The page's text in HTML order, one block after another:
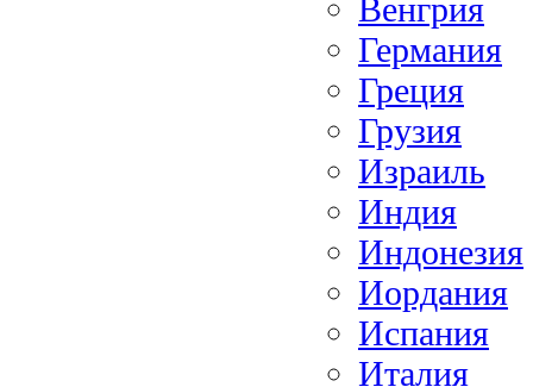
Венгрия
Германия
Греция
Грузия
Израиль
Индия
Индонезия
Иордания
Испания
Италия